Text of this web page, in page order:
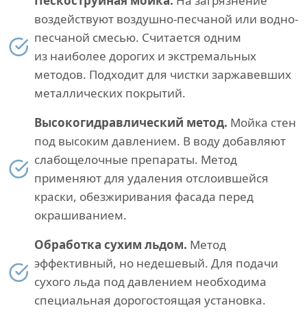
воздействуют воздушно-песчаной или водно-
песчаной смесью. Считается одним
из наиболее дорогих и экстремальных
методов. Подходит для чистки заржавевших
металлических покрытий.
Высокогидравлический метод. Мойка стен
под высоким давлением. В воду добавляют
слабощелочные препараты. Метод
применяют для удаления отслоившейся
краски, обезжиривания фасада перед
окрашиванием.
Обработка сухим льдом. Метод
эффективный, но недешевый. Для подачи
сухого льда под давлением необходима
специальная дорогостоящая установка.